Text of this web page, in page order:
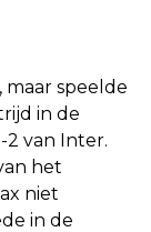
maar speelde
in de
2 van Inter.
het
niet
in de